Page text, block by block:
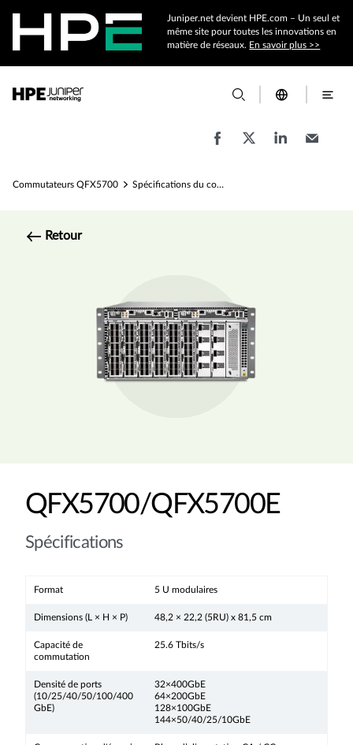
Juniper.net devient HPE.com – Un seul et
même site pour toutes les innovations en
matière de réseaux. En savoir plus >>
Commutateurs QFX5700 Spécifications du commutateur Ethernet QFX5700/QFX5700E
Retour
QFX5700/QFX5700E
Spécifications
Format 5 U modulaires
Dimensions (L × H × P) 48,2 × 22,2 (5RU) x 81,5 cm
Capacité de
commutation
25.6 Tbits/s
Densité de ports
(10/25/40/50/100/400
GbE)
32×400GbE
64×200GbE
128×100GbE
144×50/40/25/10GbE